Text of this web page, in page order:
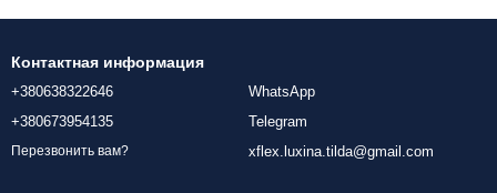
Контактная информация
+380638322646
+380673954135
Перезвонить вам?
WhatsApp
Telegram
xflex.luxina.tilda@gmail.com